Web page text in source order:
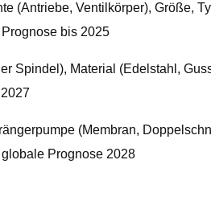
Ventilkörper), Größe,
bis 2025
Spindel), Material (Edelstahl,
(Membran,
Prognose 2028